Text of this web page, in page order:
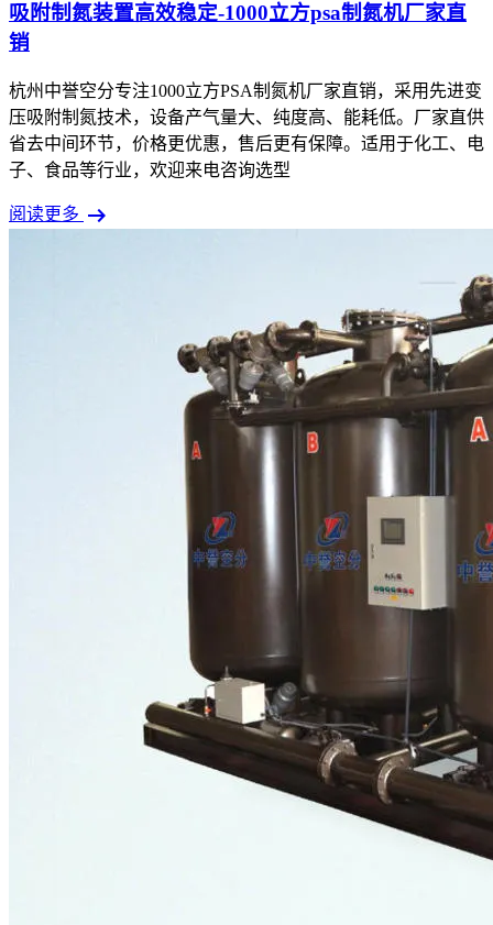
吸附制氮装置高效稳定-1000立方psa制氮机厂家直
销
杭州中誉空分专注1000立方PSA制氮机厂家直销，采用先进变
压吸附制氮技术，设备产气量大、纯度高、能耗低。厂家直供
省去中间环节，价格更优惠，售后更有保障。适用于化工、电
子、食品等行业，欢迎来电咨询选型
阅读更多 arrow_right_alt